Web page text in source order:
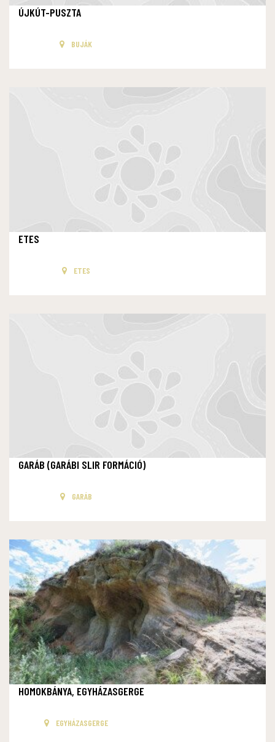
ÚJKÚT-PUSZTA
BUJÁK
ETES
ETES
GARÁB (GARÁBI SLIR FORMÁCIÓ)
GARÁB
HOMOKBÁNYA, EGYHÁZASGERGE
EGYHÁZASGERGE